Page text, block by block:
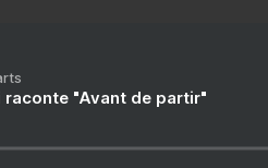
raconte "Avant de partir"